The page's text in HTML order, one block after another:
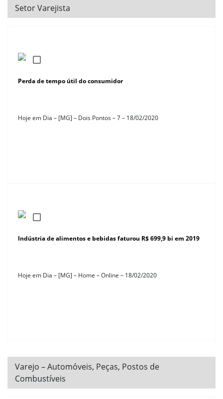
Setor Varejista
Perda de tempo útil do consumidor
Hoje em Dia – [MG] – Dois Pontos – 7 – 18/02/2020
Indústria de alimentos e bebidas faturou R$ 699,9 bi em 2019
Hoje em Dia – [MG] – Home – Online – 18/02/2020
Varejo – Automóveis, Peças, Postos de
Combustíveis